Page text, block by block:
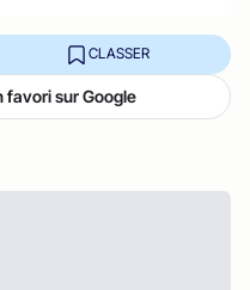
CLASSER
sur Google